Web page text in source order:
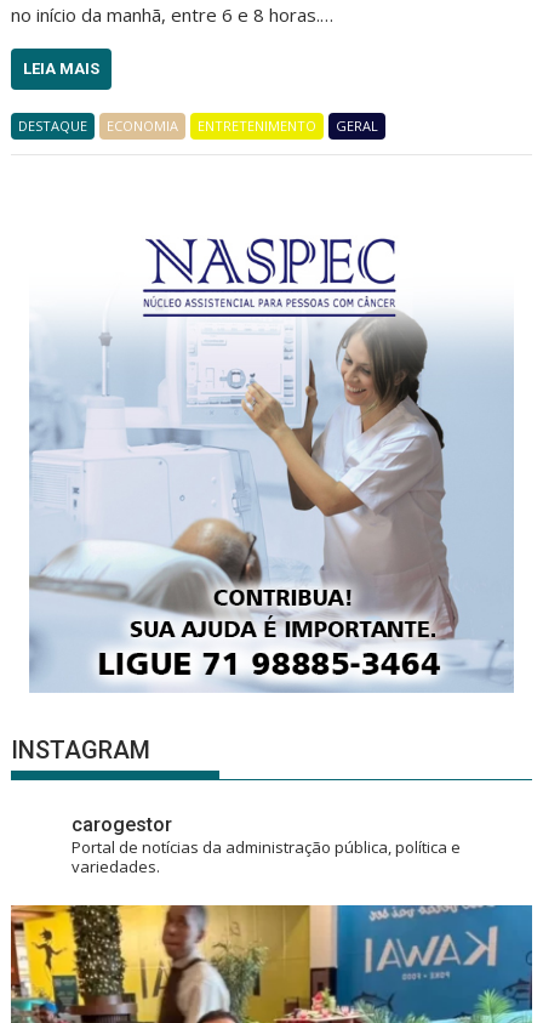
no início da manhã, entre 6 e 8 horas.…
LEIA MAIS
DESTAQUE ECONOMIA ENTRETENIMENTO GERAL
INSTAGRAM
carogestor
Portal de notícias da administração pública, política e
variedades.